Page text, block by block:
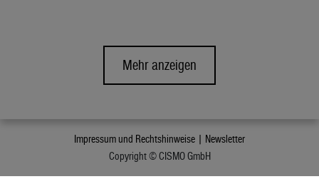
Mehr anzeigen
Impressum und Rechtshinweise | Newsletter
Copyright © CISMO GmbH